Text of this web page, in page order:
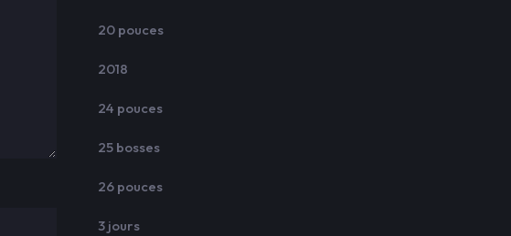
20 pouces
2018
24 pouces
25 bosses
26 pouces
3 jours